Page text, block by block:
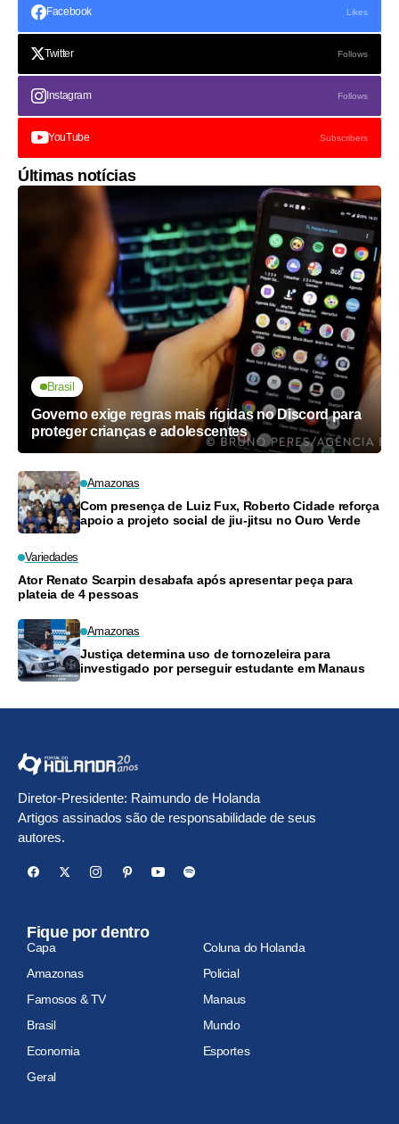
Facebook Likes
Twitter Follows
Instagram Follows
YouTube Subscribers
Últimas notícias
Brasil
Governo exige regras mais rígidas no Discord para
proteger crianças e adolescentes
Amazonas
Com presença de Luiz Fux, Roberto Cidade reforça
apoio a projeto social de jiu-jitsu no Ouro Verde
Variedades
Ator Renato Scarpin desabafa após apresentar peça para
plateia de 4 pessoas
Amazonas
Justiça determina uso de tornozeleira para
investigado por perseguir estudante em Manaus
Diretor-Presidente: Raimundo de Holanda
Artigos assinados são de responsabilidade de seus
autores.
Fique por dentro
Capa
Coluna do Holanda
Amazonas
Policial
Famosos & TV
Manaus
Brasil
Mundo
Economia
Esportes
Geral